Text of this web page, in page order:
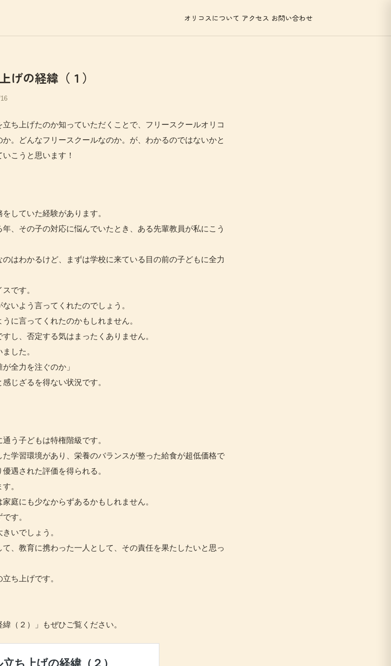
オリコスについて アクセス お問い合わせ
げの経緯（１）
ち上げたのか知っていただくことで、フリースクールオリコ
。どんなフリースクールなのか。が、わかるのではないかと
こうと思います！
していた経験があります。
、その子の対応に悩んでいたとき、ある先輩教員が私にこう
のはわかるけど、まずは学校に来ている目の前の子どもに全力
です。
いよう言ってくれたのでしょう。
に言ってくれたのかもしれません。
し、否定する気はまったくありません。
した。
全力を注ぐのか」
じざるを得ない状況です。
う子どもは特権階級です。
学習環境があり、栄養のバランスが整った給食が超低価格で
遇された評価を得られる。
。
庭にも少なからずあるかもしれません。
す。
いでしょう。
、教育に携わった一人として、その責任を果たしたいと思っ
ち上げです。
（２）」もぜひご覧ください。